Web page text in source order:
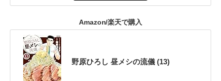
Amazon/楽天で購入
野原ひろし 昼メシの流儀 (13)